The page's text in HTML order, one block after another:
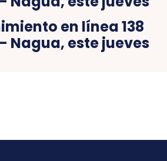
en línea 138
Nagua, este jueves